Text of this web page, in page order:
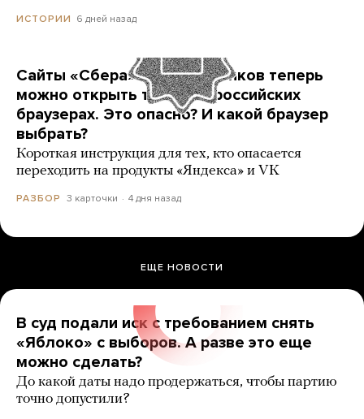
ИСТОРИИ 6 дней назад
Сайты «Сбера» и других банков теперь
можно открыть только в российских
браузерах. Это опасно? И какой браузер
выбрать?
Короткая инструкция для тех, кто опасается
переходить на продукты «Яндекса» и VK
РАЗБОР 3 карточки 4 дня назад
ЕЩЕ НОВОСТИ
В суд подали иск с требованием снять
«Яблоко» с выборов. А разве это еще
можно сделать?
До какой даты надо продержаться, чтобы партию
точно допустили?